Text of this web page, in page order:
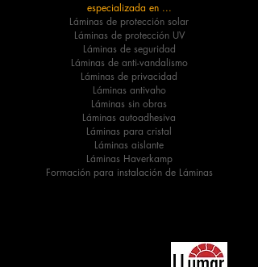
especializada en ...
Láminas de protección solar
Láminas de protección UV
Láminas de seguridad
Láminas de anti-vandalismo
Láminas de privacidad
Láminas antivaho
Láminas sin obras
Láminas autoadhesiva
Láminas para cristal
Láminas aislante
Láminas Haverkamp
Formación para instalación de Láminas